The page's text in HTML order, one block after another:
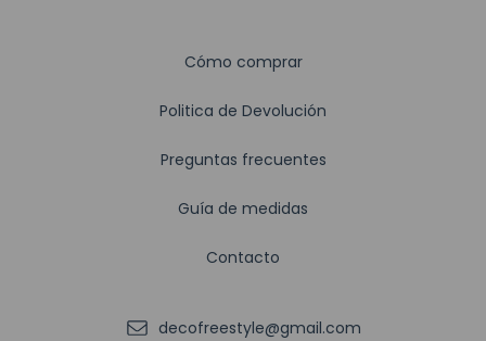
Cómo comprar
Politica de Devolución
Preguntas frecuentes
Guía de medidas
Contacto
decofreestyle@gmail.com